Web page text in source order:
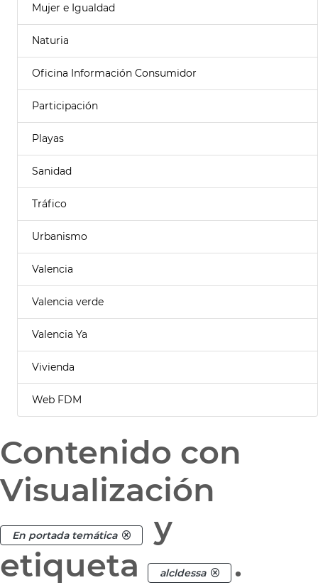
Mujer e Igualdad
Naturia
Oficina Información Consumidor
Participación
Playas
Sanidad
Tráfico
Urbanismo
Valencia
Valencia verde
Valencia Ya
Vivienda
Web FDM
Contenido con
Visualización
En portada temática
y
etiqueta
alcldessa .